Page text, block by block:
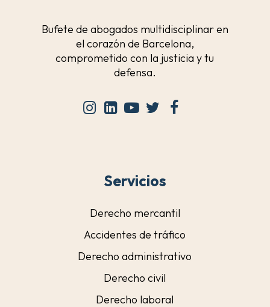
Bufete de abogados multidisciplinar en
el corazón de Barcelona,
comprometido con la justicia y tu
defensa.
Servicios
Derecho mercantil
Accidentes de tráfico
Derecho administrativo
Derecho civil
Derecho laboral